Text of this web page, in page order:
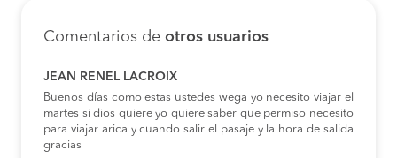
Comentarios de otros usuarios
JEAN RENEL LACROIX
Buenos días como estas ustedes wega yo necesito viajar el
martes si dios quiere yo quiere saber que permiso necesito
para viajar arica y cuando salir el pasaje y la hora de salida
gracias